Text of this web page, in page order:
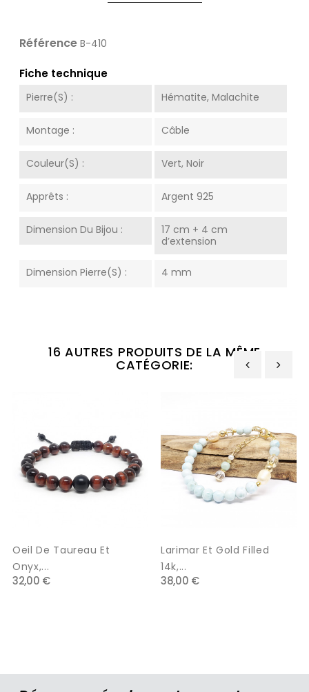
Référence B-410
Fiche technique
Pierre(s) : Hématite, Malachite
Montage : Câble
Couleur(s) : Vert, Noir
Apprêts : Argent 925
Dimension Du Bijou :
17 cm + 4 cm
d’extension
Dimension Pierre(s) : 4 mm
16 AUTRES PRODUITS DE LA MÊME
CATÉGORIE:
Oeil De Taureau Et
Onyx,...
32,00 €
Larimar Et Gold Filled
14k,...
38,00 €